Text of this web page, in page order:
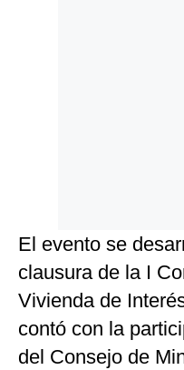
El evento se
clausura de la I
Vivienda de
contó con la
del Consejo de